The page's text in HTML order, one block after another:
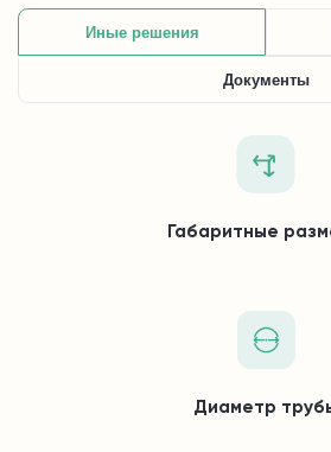
Иные решения
Документы
Габаритные
Диаметр